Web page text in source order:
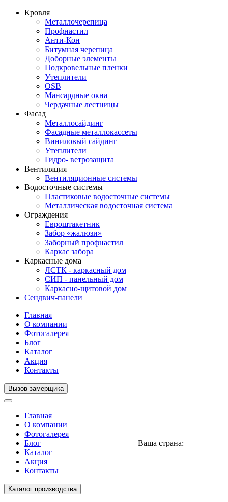
Кровля
Металлочерепица
Профнастил
Анти-Кон
Битумная черепица
Доборные элементы
Подкровельные пленки
Утеплители
OSB
Мансардные окна
Чердачные лестницы
Фасад
Металлосайдинг
Фасадные металлокассеты
Виниловый сайдинг
Утеплители
Гидро- ветрозащита
Вентиляция
Вентиляционные системы
Водосточные системы
Пластиковые водосточные системы
Металлическая водосточная система
Ограждения
Евроштакетник
Забор «жалюзи»
Заборный профнастил
Каркас забора
Каркасные дома
ЛСТК - каркасный дом
СИП - панельный дом
Каркасно-щитовой дом
Сендвич-панели
Главная
О компании
Фотогалерея
Блог
Каталог
Акция
Контакты
Вызов замерщика
Главная
О компании
Фотогалерея
Блог
Каталог
Акция
Контакты
Ваша страна:
Toggle
navigation
Каталог производства